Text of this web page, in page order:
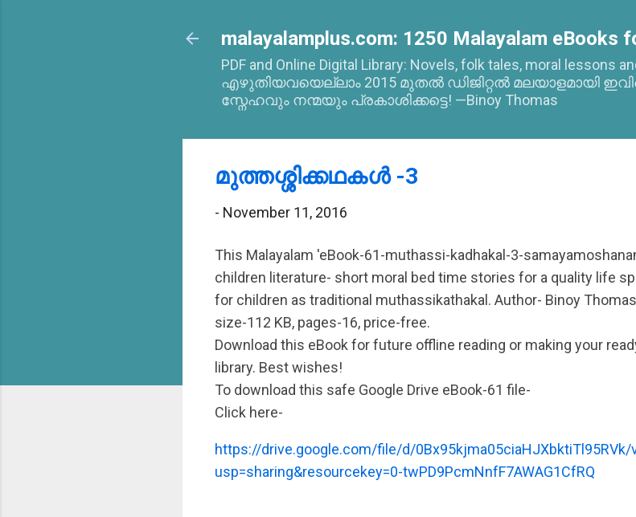
malayalamplus.com: 1250 Malayalam eBooks
PDF and Online Digital Library: Novels, folk tales, moral
എഴുതിയവയെല്ലാം 2015 മുതൽ ഡിജിറ്റൽ മലയാളമായി
സ്നേഹവും നന്മയും പ്രകാശിക്കട്ടെ! —Binoy Thomas
മുത്തശ്ശിക്കഥകള്‍ -3
- November 11, 2016
This Malayalam 'eBook-61-muthassi-kadhakal-3-
children literature- short moral bed time stories for a quality life
for children as traditional muthassikathakal. Author- Binoy
size-112 KB, pages-16, price-free.
Download this eBook for future offline reading or making your
library. Best wishes!
To download this safe Google Drive eBook-61 file-
Click here-
https://drive.google.com/file/d/0Bx95kjma05ciaHJXbktiTl95RVk/
usp=sharing&resourcekey=0-twPD9PcmNnfF7AWAG1CfRQ